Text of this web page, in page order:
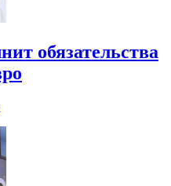
обязательства